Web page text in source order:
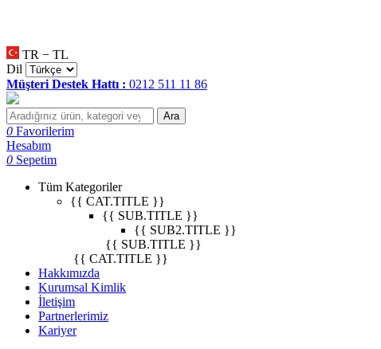
TR − TL
Dil
Müşteri Destek Hattı : 0212 511 11 86
Ara
0 Favorilerim
Hesabım
0 Sepetim
Tüm Kategoriler
{{ CAT.TITLE }}
{{ SUB.TITLE }}
{{ SUB2.TITLE }}
{{ SUB.TITLE }}
{{ CAT.TITLE }}
Hakkımızda
Kurumsal Kimlik
İletişim
Partnerlerimiz
Kariyer